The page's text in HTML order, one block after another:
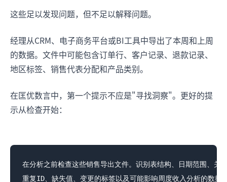
这些足以发现问题，但不足以解释问题。
经理从CRM、电子商务平台或BI工具中导出了本周和上周
的数据。文件中可能包含订单行、客户记录、退款记录、
地区标签、销售代表分配和产品类别。
在匡优数言中，第一个提示不应是"寻找洞察"。更好的提
示从检查开始：
在分析之前检查这些销售导出文件。识别表结构、日期范围、关